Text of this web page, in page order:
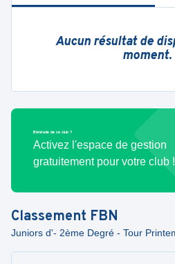
Aucun résultat de
moment.
Bénévole de ce club ?
Activez l'espace de gestion
gratuitement pour votre club !
Classement FBN
Juniors d'- 2ème Degré - Tour